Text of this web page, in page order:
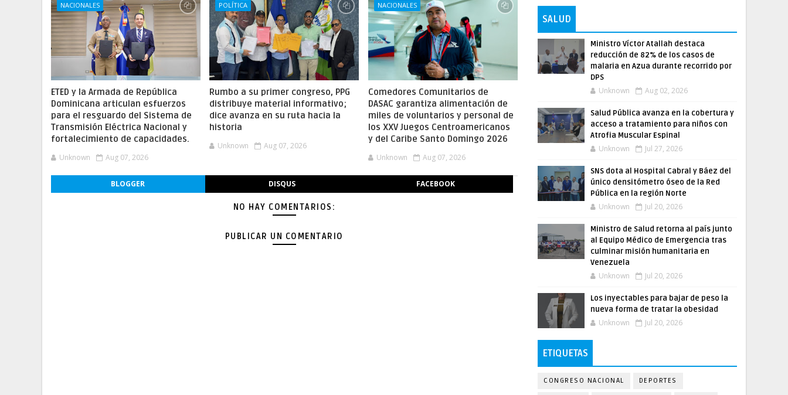
NACIONALES
ETED y la Armada de República
Dominicana articulan esfuerzos
para el resguardo del Sistema de
Transmisión Eléctrica Nacional y
fortalecimiento de capacidades.
Unknown Aug 07, 2026
POLÍTICA
Rumbo a su primer congreso, PPG
distribuye material informativo;
dice avanza en su ruta hacia la
historia
Unknown Aug 07, 2026
NACIONALES
Comedores Comunitarios de
DASAC garantiza alimentación de
miles de voluntarios y personal de
los XXV Juegos Centroamericanos
y del Caribe Santo Domingo 2026
Unknown Aug 07, 2026
BLOGGER DISQUS FACEBOOK
NO HAY COMENTARIOS:
PUBLICAR UN COMENTARIO
SALUD
Ministro Víctor Atallah destaca
reducción de 82% de los casos de
malaria en Azua durante recorrido por
DPS
Unknown Aug 02, 2026
Salud Pública avanza en la cobertura y
acceso a tratamiento para niños con
Atrofia Muscular Espinal
Unknown Jul 27, 2026
SNS dota al Hospital Cabral y Báez del
único densitómetro óseo de la Red
Pública en la región Norte
Unknown Jul 20, 2026
Ministro de Salud retorna al país junto
al Equipo Médico de Emergencia tras
culminar misión humanitaria en
Venezuela
Unknown Jul 20, 2026
Los inyectables para bajar de peso la
nueva forma de tratar la obesidad
Unknown Jul 20, 2026
ETIQUETAS
CONGRESO NACIONAL DEPORTES